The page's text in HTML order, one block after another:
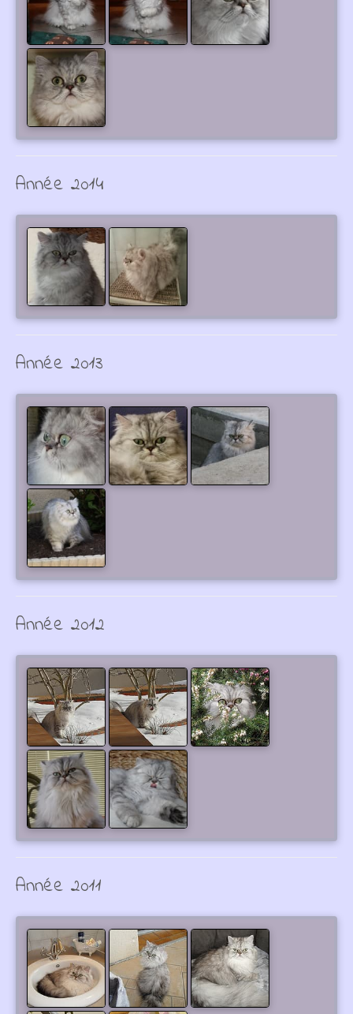
Année 2014
Année 2013
Année 2012
Année 2011